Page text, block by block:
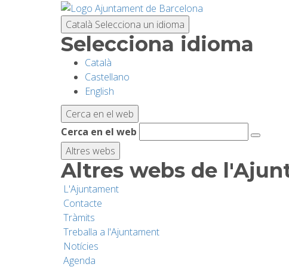
Català Selecciona un idioma
Selecciona idioma
Català
Castellano
English
Cerca en el web
Cerca en el web
Altres webs
Altres webs de
L'Ajuntament
Contacte
Tràmits
Treballa a l'Ajuntament
Notícies
Agenda